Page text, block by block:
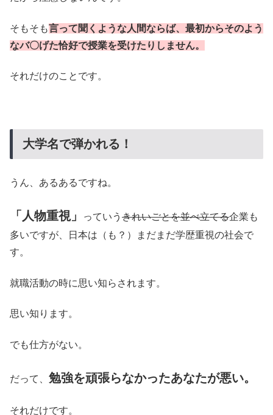
そもそも言って聞くような人間ならば、最初からそのよう
なバ〇げた恰好で授業を受けたりしません。
それだけのことです。
大学名で弾かれる！
うん、あるあるですね。
「人物重視」 っていう きれいごとを並べ立てる企業も
多いですが、日本は（も？）まだまだ学歴重視の社会で
す。
就職活動の時に思い知らされます。
思い知ります。
でも仕方がない。
だって、 勉強を頑張らなかったあなたが悪い。
それだけです。